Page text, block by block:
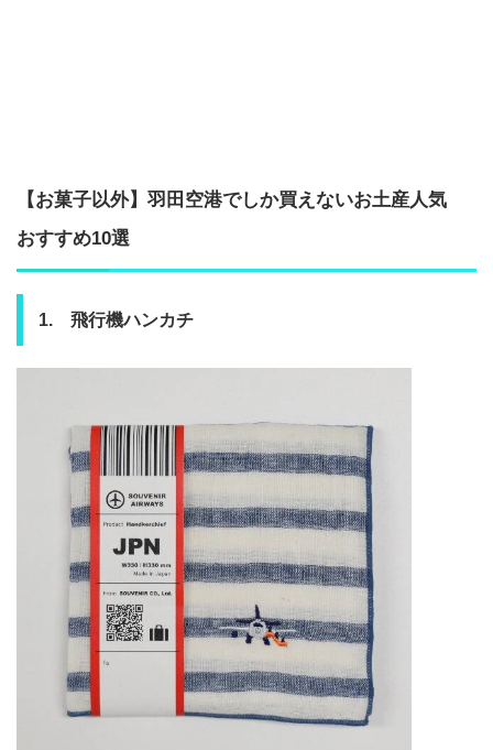
【お菓子以外】羽田空港でしか買えないお土産人気
おすすめ10選
1. 飛行機ハンカチ